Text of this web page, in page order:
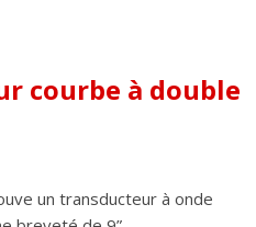
courbe à double
un transducteur à onde